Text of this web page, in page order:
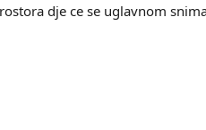
dje ce se uglavnom